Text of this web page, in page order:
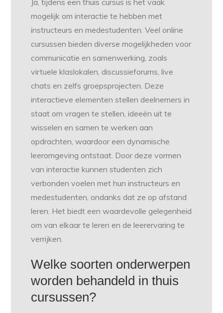
Ja, tijdens een thuis cursus is het vaak
mogelijk om interactie te hebben met
instructeurs en medestudenten. Veel online
cursussen bieden diverse mogelijkheden voor
communicatie en samenwerking, zoals
virtuele klaslokalen, discussieforums, live
chats en zelfs groepsprojecten. Deze
interactieve elementen stellen deelnemers in
staat om vragen te stellen, ideeën uit te
wisselen en samen te werken aan
opdrachten, waardoor een dynamische
leeromgeving ontstaat. Door deze vormen
van interactie kunnen studenten zich
verbonden voelen met hun instructeurs en
medestudenten, ondanks dat ze op afstand
leren. Het biedt een waardevolle gelegenheid
om van elkaar te leren en de leerervaring te
verrijken.
Welke soorten onderwerpen
worden behandeld in thuis
cursussen?